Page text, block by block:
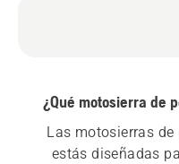
¿Qué motosierra de
Las motosierras
estás diseñadas